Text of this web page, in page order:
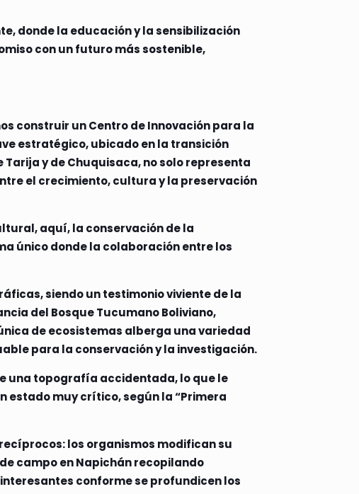
donde la educación y la sensibilización
con un futuro más sostenible,
construir un Centro de Innovación para la
estratégico, ubicado en la transición
y de Chuquisaca, no solo representa
el crecimiento, cultura y la preservación
aquí, la conservación de la
único donde la colaboración entre los
siendo un testimonio viviente de la
del Bosque Tucumano Boliviano,
de ecosistemas alberga una variedad
para la conservación y la investigación.
una topografía accidentada, lo que le
estado muy crítico, según la “Primera
los organismos modifican su
campo en Napichán recopilando
conforme se profundicen los